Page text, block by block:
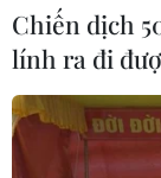
Chiến dịch
lính ra đi